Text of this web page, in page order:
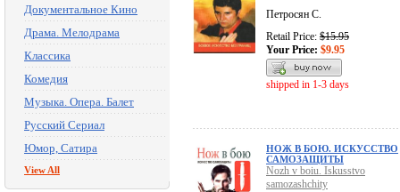
Документальное Кино
Драма. Мелодрама
Классика
Комедия
Музыка. Опера. Балет
Русский Сериал
Юмор, Сатира
View All
Петросян С.
Retail Price: $15.95
Your Price: $9.95
shipped in 1-3 days
НОЖ В БОЮ. ИСКУССТВО
САМОЗАЩИТЫ
Nozh v boiu. Iskusstvo
samozashchity